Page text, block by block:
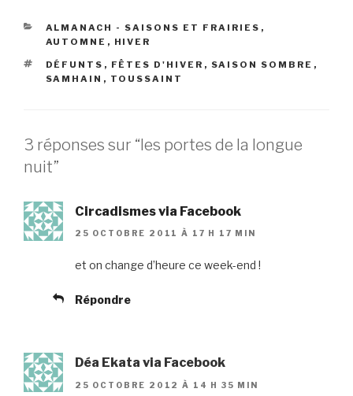
CATÉGORIES
ALMANACH - SAISONS ET FRAIRIES ,
AUTOMNE , HIVER
ÉTIQUETTES
DÉFUNTS , FÊTES D'HIVER , SAISON SOMBRE ,
SAMHAIN , TOUSSAINT
3 réponses sur “les portes de la longue
nuit”
Circadismes via Facebook
25 OCTOBRE 2011 À 17 H 17 MIN
et on change d’heure ce week-end !
Répondre
Déa Ekata via Facebook
25 OCTOBRE 2012 À 14 H 35 MIN